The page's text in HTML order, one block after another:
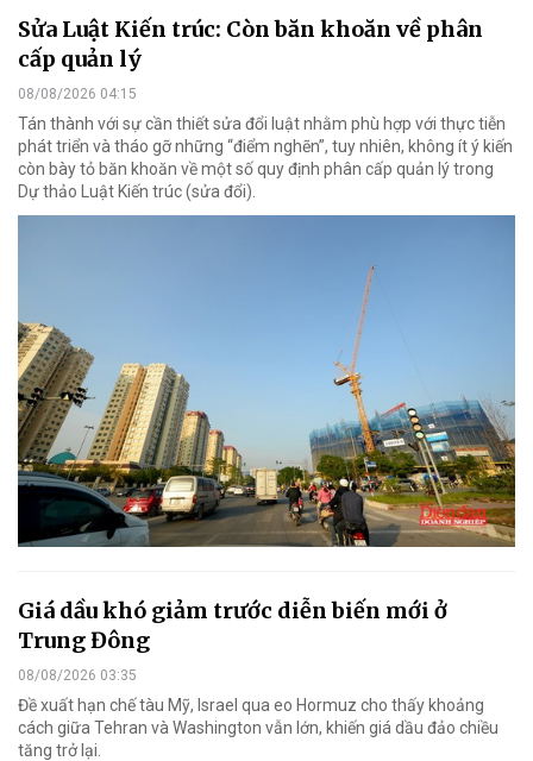
Sửa Luật Kiến trúc: Còn băn khoăn về phân
cấp quản lý
08/08/2026 04:15
Tán thành với sự cần thiết sửa đổi luật nhằm phù hợp với thực tiễn
phát triển và tháo gỡ những “điểm nghẽn”, tuy nhiên, không ít ý kiến
còn bày tỏ băn khoăn về một số quy định phân cấp quản lý trong
Dự thảo Luật Kiến trúc (sửa đổi).
Giá dầu khó giảm trước diễn biến mới ở
Trung Đông
08/08/2026 03:35
Đề xuất hạn chế tàu Mỹ, Israel qua eo Hormuz cho thấy khoảng
cách giữa Tehran và Washington vẫn lớn, khiến giá dầu đảo chiều
tăng trở lại.